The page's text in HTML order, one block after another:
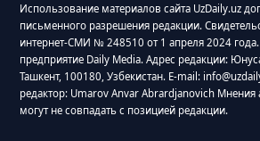
Использование материалов сайта UzDaily.uz
письменного разрешения редакции.
интернет-СМИ № 248510 от 1 апреля 2024
предприятие Daily Media. Адрес редакции:
Ташкент, 100180, Узбекистан. E-mail:
редактор: Umarov Anvar Abrardjanovich Мнения
могут не совпадать с позицией редакции.